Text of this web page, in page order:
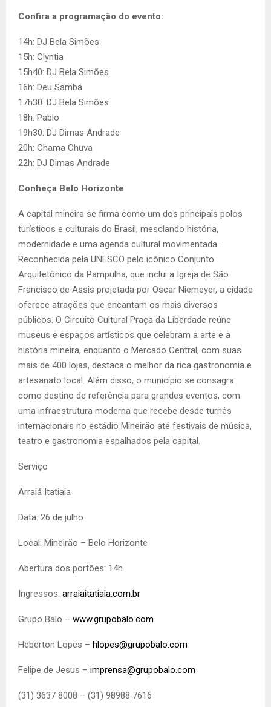
Confira a programação do evento:
14h: DJ Bela Simões
15h: Clyntia
15h40: DJ Bela Simões
16h: Deu Samba
17h30: DJ Bela Simões
18h: Pablo
19h30: DJ Dimas Andrade
20h: Chama Chuva
22h: DJ Dimas Andrade
Conheça Belo Horizonte
A capital mineira se firma como um dos principais polos
turísticos e culturais do Brasil, mesclando história,
modernidade e uma agenda cultural movimentada.
Reconhecida pela UNESCO pelo icônico Conjunto
Arquitetônico da Pampulha, que inclui a Igreja de São
Francisco de Assis projetada por Oscar Niemeyer, a cidade
oferece atrações que encantam os mais diversos
públicos. O Circuito Cultural Praça da Liberdade reúne
museus e espaços artísticos que celebram a arte e a
história mineira, enquanto o Mercado Central, com suas
mais de 400 lojas, destaca o melhor da rica gastronomia e
artesanato local. Além disso, o município se consagra
como destino de referência para grandes eventos, com
uma infraestrutura moderna que recebe desde turnês
internacionais no estádio Mineirão até festivais de música,
teatro e gastronomia espalhados pela capital.
Serviço
Arraiá Itatiaia
Data: 26 de julho
Local: Mineirão – Belo Horizonte
Abertura dos portões: 14h
Ingressos: arraiaitatiaia.com.br
Grupo Balo – www.grupobalo.com
Heberton Lopes – hlopes@grupobalo.com
Felipe de Jesus – imprensa@grupobalo.com
(31) 3637 8008 – (31) 98988 7616